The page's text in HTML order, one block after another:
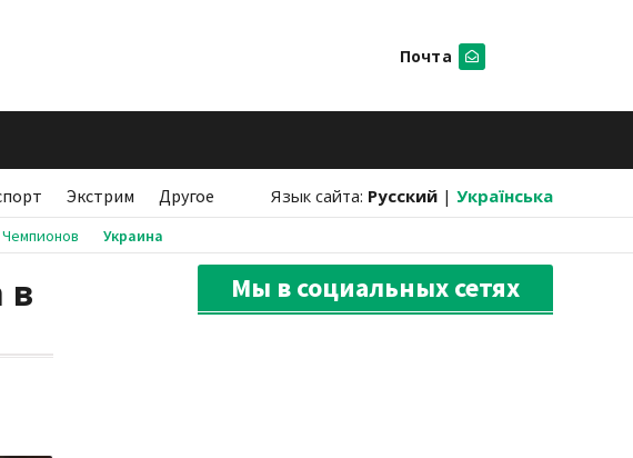
Почта
Экстрим Другое Язык сайта: Русский | Українська
Украина
в Мы в социальных сетях